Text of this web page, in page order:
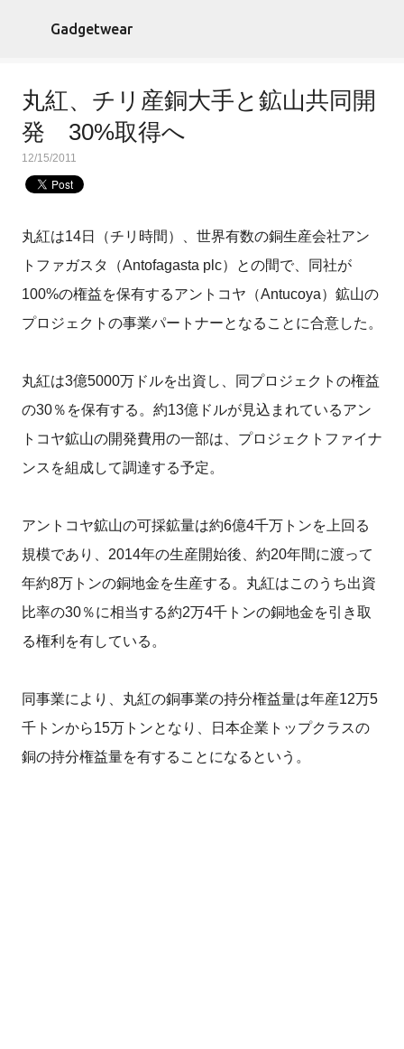
スキップしてメイン コンテンツに移動
Gadgetwear
丸紅、チリ産銅大手と鉱山共同開
発 30%取得へ
12/15/2011
丸紅は14日（チリ時間）、世界有数の銅生産会社アン
トファガスタ（Antofagasta plc）との間で、同社が
100%の権益を保有するアントコヤ（Antucoya）鉱山の
プロジェクトの事業パートナーとなることに合意した。
丸紅は3億5000万ドルを出資し、同プロジェクトの権益
の30％を保有する。約13億ドルが見込まれているアン
トコヤ鉱山の開発費用の一部は、プロジェクトファイナ
ンスを組成して調達する予定。
アントコヤ鉱山の可採鉱量は約6億4千万トンを上回る
規模であり、2014年の生産開始後、約20年間に渡って
年約8万トンの銅地金を生産する。丸紅はこのうち出資
比率の30％に相当する約2万4千トンの銅地金を引き取
る権利を有している。
同事業により、丸紅の銅事業の持分権益量は年産12万5
千トンから15万トンとなり、日本企業トップクラスの
銅の持分権益量を有することになるという。